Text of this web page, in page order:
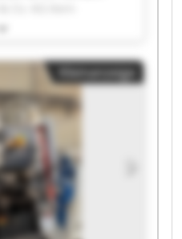
Co. KG Kern
Co. KG Kern
KG Kern
Co. KG Kern
Co. KG Kern
Co. KG Kern
Co. KG Kern
Co. KG Kern
Co. KG Kern
Co. KG Kern
Co. KG Kern
Co. KG Kern
Kleinanzeige